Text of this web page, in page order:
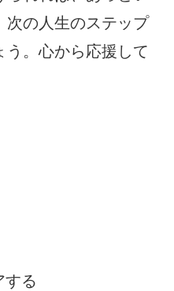
次の人生のステップ
う。心から応援して
する